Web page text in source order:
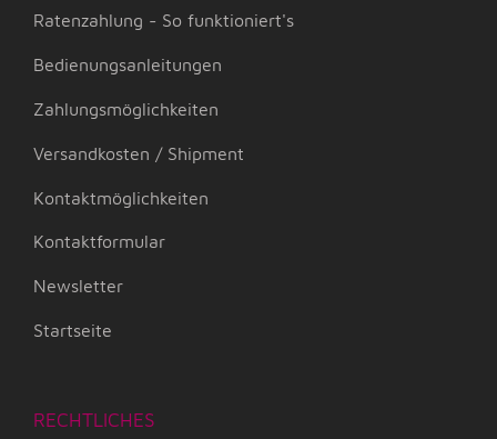
Ratenzahlung - So funktioniert's
Bedienungsanleitungen
Zahlungsmöglichkeiten
Versandkosten / Shipment
Kontaktmöglichkeiten
Kontaktformular
Newsletter
Startseite
RECHTLICHES